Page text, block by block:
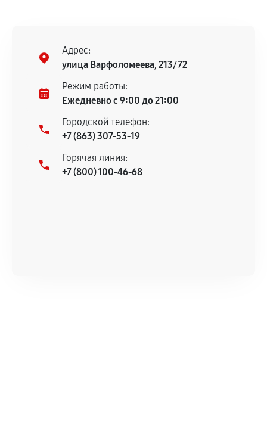
Адрес:
улица Варфоломеева, 213/72
Режим работы:
Ежедневно с 9:00 до 21:00
Городской телефон:
+7 (863) 307-53-19
Горячая линия:
+7 (800) 100-46-68